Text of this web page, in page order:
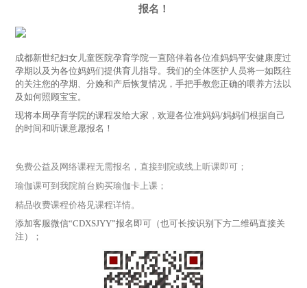
报名！
成都新世纪妇女儿童医院孕育学院一直陪伴着各位准妈妈平安健康度过
孕期以及为各位妈妈们提供育儿指导。我们的全体医护人员将一如既往
的关注您的孕期、分娩和产后恢复情况，手把手教您正确的喂养方法以
及如何照顾宝宝。
现将本周孕育学院的课程发给大家，欢迎各位准妈妈/妈妈们根据自己
的时间和听课意愿报名！
免费公益及网络课程无需报名，直接到院或线上听课即可；
瑜伽课可到我院前台购买瑜伽卡上课；
精品收费课程价格见课程详情。
添加客服微信“CDXSJYY”报名即可（也可长按识别下方二维码直接关
注）；